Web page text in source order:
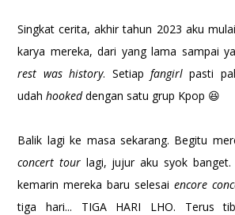
Singkat cerita, akhir tahun 2023 aku
karya mereka, dari yang lama sampai
rest was history. Setiap fangirl pasti
udahhookeddengan satu grup Kpop 😆
Balik lagi ke masa sekarang. Begitu
concert tour lagi, jujur aku syok
kemarin mereka baru selesai encore
tiga hari... TIGA HARI LHO. Terus